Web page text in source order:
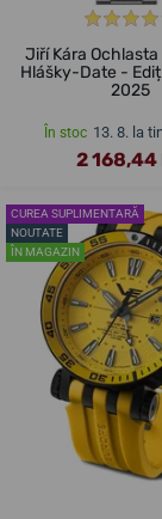
Jiří Kára
Hlášky-Date -
2025
În stoc 13. 8. la
2 168,44
CUREA SUPLIMENTARĂ
NOUTATE
ÎN MAGAZIN